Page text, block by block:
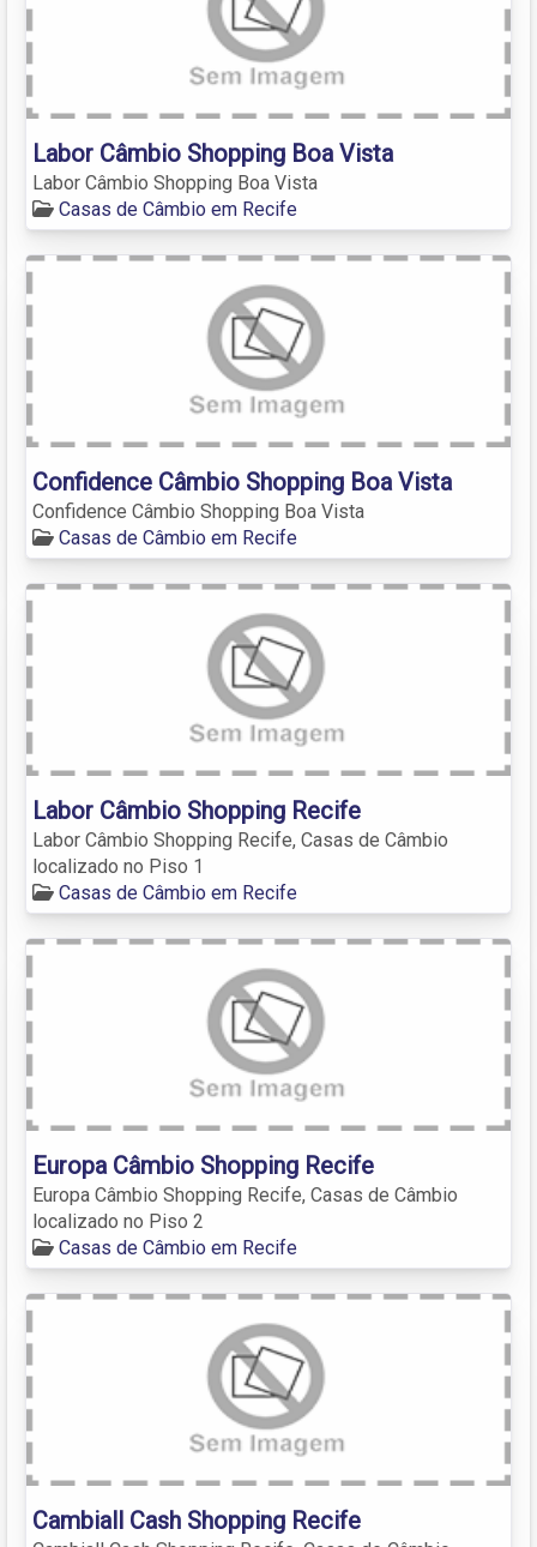
Labor Câmbio Shopping Boa Vista
Labor Câmbio Shopping Boa Vista
Casas de Câmbio em Recife
Confidence Câmbio Shopping Boa Vista
Confidence Câmbio Shopping Boa Vista
Casas de Câmbio em Recife
Labor Câmbio Shopping Recife
Labor Câmbio Shopping Recife, Casas de Câmbio
localizado no Piso 1
Casas de Câmbio em Recife
Europa Câmbio Shopping Recife
Europa Câmbio Shopping Recife, Casas de Câmbio
localizado no Piso 2
Casas de Câmbio em Recife
Cambiall Cash Shopping Recife